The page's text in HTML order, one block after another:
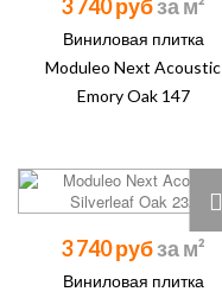
3 740 руб
Виниловая плитка
Moduleo Next Acoustic
Emory Oak 147
3 740 руб
Виниловая плитка